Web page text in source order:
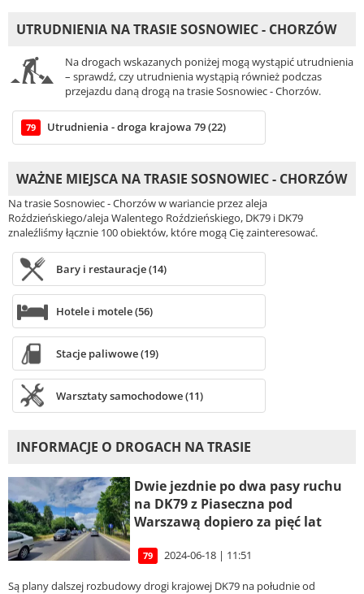
UTRUDNIENIA NA TRASIE SOSNOWIEC - CHORZÓW
Na drogach wskazanych poniżej mogą wystąpić utrudnienia
– sprawdź, czy utrudnienia wystąpią również podczas
przejazdu daną drogą na trasie Sosnowiec - Chorzów.
79 Utrudnienia - droga krajowa 79 (22)
WAŻNE MIEJSCA NA TRASIE SOSNOWIEC - CHORZÓW
Na trasie Sosnowiec - Chorzów w wariancie przez aleja
Roździeńskiego/aleja Walentego Roździeńskiego, DK79 i DK79
znaleźliśmy łącznie 100 obiektów, które mogą Cię zainteresować.
Bary i restauracje (14)
Hotele i motele (56)
Stacje paliwowe (19)
Warsztaty samochodowe (11)
INFORMACJE O DROGACH NA TRASIE
Dwie jezdnie po dwa pasy ruchu
na DK79 z Piaseczna pod
Warszawą dopiero za pięć lat
79 2024-06-18 | 11:51
Są plany dalszej rozbudowy drogi krajowej DK79 na południe od